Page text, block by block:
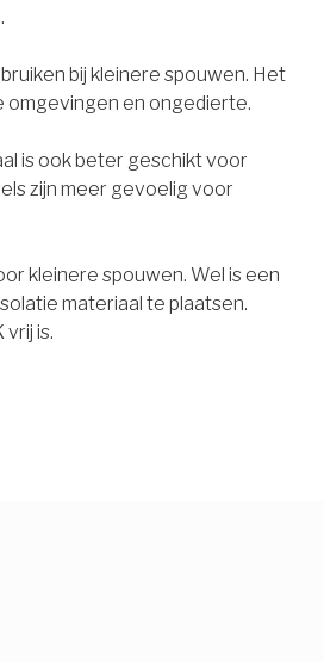
bij kleinere spouwen. Het
en ongedierte.
is ook beter geschikt voor
zijn meer gevoelig voor
kleinere spouwen. Wel is een
materiaal te plaatsen.
vrij is.